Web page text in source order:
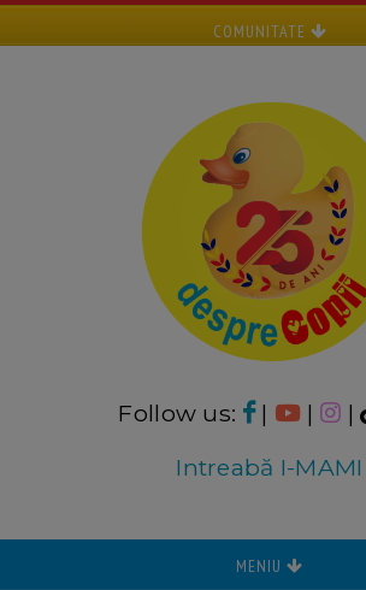
COMUNITATE
Follow us: | | |
Intreabă I-MAMI
MENIU